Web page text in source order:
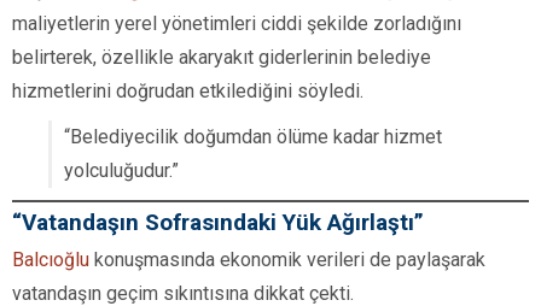
maliyetlerin yerel yönetimleri ciddi şekilde zorladığını
belirterek, özellikle akaryakıt giderlerinin belediye
hizmetlerini doğrudan etkilediğini söyledi.
“Belediyecilik doğumdan ölüme kadar hizmet
yolculuğudur.”
“Vatandaşın Sofrasındaki Yük Ağırlaştı”
Balcıoğlu konuşmasında ekonomik verileri de paylaşarak
vatandaşın geçim sıkıntısına dikkat çekti.